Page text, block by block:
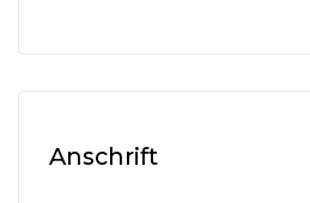
Anschrift